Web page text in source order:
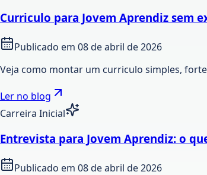
Curriculo para Jovem Aprendiz sem
Publicado em 08 de abril de 2026
Veja como montar um curriculo simples,
Ler no blog
Carreira Inicial
Entrevista para Jovem Aprendiz: o
Publicado em 08 de abril de 2026